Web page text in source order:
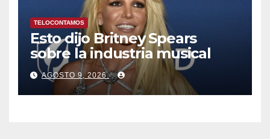
TELOCONTAMOS
Esto dijo Britney Spears
sobre la industria musical
AGOSTO 9, 2026